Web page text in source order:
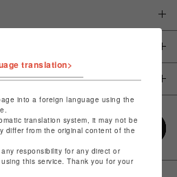
translation>
into a foreign language using the
translation system, it may not be
differ from the original content of the
responsibility for any direct or
this service. Thank you for your